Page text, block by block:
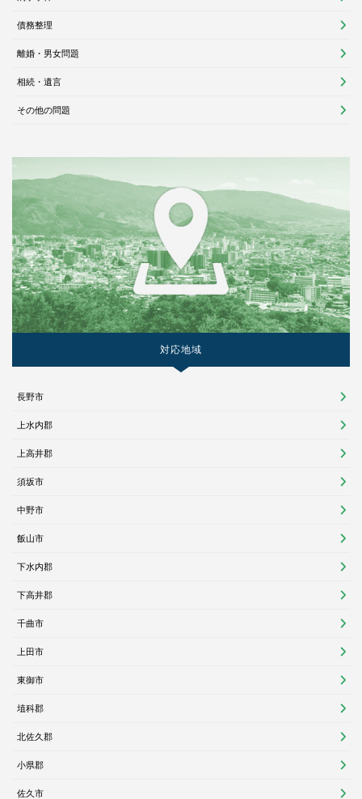
債務整理
離婚・男女問題
相続・遺言
その他の問題
対応地域
長野市
上水内郡
上高井郡
須坂市
中野市
飯山市
下水内郡
下高井郡
千曲市
上田市
東御市
埴科郡
北佐久郡
小県郡
佐久市